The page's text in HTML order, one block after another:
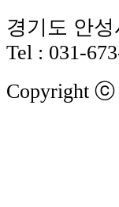
경기도 안
Tel : 031-
Copyright ⓒ